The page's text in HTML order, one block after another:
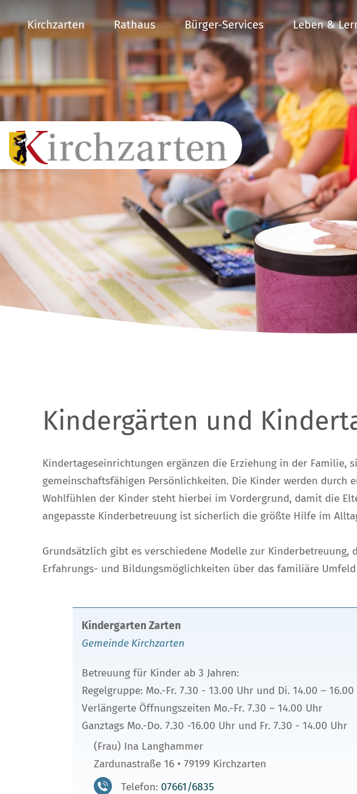
Kirchzarten Rathaus Bürger-Services Leben &
Kindergärten und
Kindertageseinrichtungen ergänzen die Erziehung in der
gemeinschaftsfähigen Persönlichkeiten. Die Kinder werden
Wohlfühlen der Kinder steht hierbei im Vordergrund, damit die
angepasste Kinderbetreuung ist sicherlich die größte Hilfe im
Grundsätzlich gibt es verschiedene Modelle zur
Erfahrungs- und Bildungsmöglichkeiten über das familiäre
Kindergarten Zarten
Gemeinde Kirchzarten
Betreuung für Kinder ab 3 Jahren:
Regelgruppe: Mo.-Fr. 7.30 - 13.00 Uhr und Di. 14.00 –
Verlängerte Öffnungszeiten Mo.-Fr. 7.30 – 14.00 Uhr
Ganztags Mo.-Do. 7.30 -16.00 Uhr und Fr. 7.30 - 14.00 Uhr
(Frau) Ina Langhammer
Zardunastraße 16 • 79199 Kirchzarten
Telefon: 07661/6835